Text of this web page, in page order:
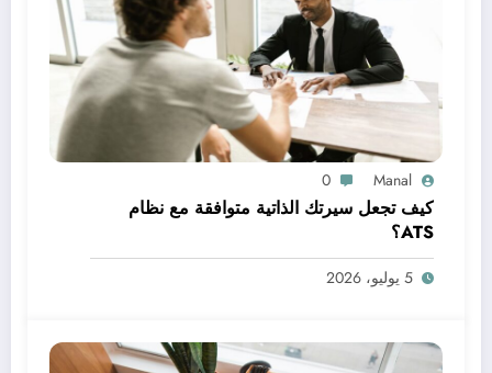
Manal
0
كيف تجعل سيرتك الذاتية متوافقة مع نظام
ATS؟
5 يوليو، 2026